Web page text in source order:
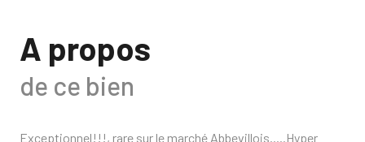
A propos
de ce bien
Exceptionnel!!!, rare sur le marché Abbevillois.....Hyper